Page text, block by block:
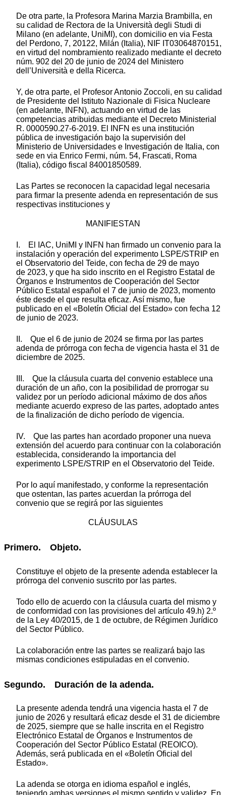
De otra parte, la Profesora Marina Marzia Brambilla, en
su calidad de Rectora de la Università degli Studi di
Milano (en adelante, UniMI), con domicilio en via Festa
del Perdono, 7, 20122, Milán (Italia), NIF IT03064870151,
en virtud del nombramiento realizado mediante el decreto
núm. 902 del 20 de junio de 2024 del Ministero
dell’Università e della Ricerca.
Y, de otra parte, el Profesor Antonio Zoccoli, en su calidad
de Presidente del Istituto Nazionale di Fisica Nucleare
(en adelante, INFN), actuando en virtud de las
competencias atribuidas mediante el Decreto Ministerial
R. 0000590.27-6-2019. El INFN es una institución
pública de investigación bajo la supervisión del
Ministerio de Universidades e Investigación de Italia, con
sede en via Enrico Fermi, núm. 54, Frascati, Roma
(Italia), código fiscal 84001850589.
Las Partes se reconocen la capacidad legal necesaria
para firmar la presente adenda en representación de sus
respectivas instituciones y
MANIFIESTAN
I. El IAC, UniMI y INFN han firmado un convenio para la
instalación y operación del experimento LSPE/STRIP en
el Observatorio del Teide, con fecha de 29 de mayo
de 2023, y que ha sido inscrito en el Registro Estatal de
Órganos e Instrumentos de Cooperación del Sector
Público Estatal español el 7 de junio de 2023, momento
éste desde el que resulta eficaz. Así mismo, fue
publicado en el «Boletín Oficial del Estado» con fecha 12
de junio de 2023.
II. Que el 6 de junio de 2024 se firma por las partes
adenda de prórroga con fecha de vigencia hasta el 31 de
diciembre de 2025.
III. Que la cláusula cuarta del convenio establece una
duración de un año, con la posibilidad de prorrogar su
validez por un período adicional máximo de dos años
mediante acuerdo expreso de las partes, adoptado antes
de la finalización de dicho período de vigencia.
IV. Que las partes han acordado proponer una nueva
extensión del acuerdo para continuar con la colaboración
establecida, considerando la importancia del
experimento LSPE/STRIP en el Observatorio del Teide.
Por lo aquí manifestado, y conforme la representación
que ostentan, las partes acuerdan la prórroga del
convenio que se regirá por las siguientes
CLÁUSULAS
Primero. Objeto.
Constituye el objeto de la presente adenda establecer la
prórroga del convenio suscrito por las partes.
Todo ello de acuerdo con la cláusula cuarta del mismo y
de conformidad con las provisiones del artículo 49.h) 2.º
de la Ley 40/2015, de 1 de octubre, de Régimen Jurídico
del Sector Público.
La colaboración entre las partes se realizará bajo las
mismas condiciones estipuladas en el convenio.
Segundo. Duración de la adenda.
La presente adenda tendrá una vigencia hasta el 7 de
junio de 2026 y resultará eficaz desde el 31 de diciembre
de 2025, siempre que se halle inscrita en el Registro
Electrónico Estatal de Órganos e Instrumentos de
Cooperación del Sector Público Estatal (REOICO).
Además, será publicada en el «Boletín Oficial del
Estado».
La adenda se otorga en idioma español e inglés,
teniendo ambas versiones el mismo sentido y validez. En